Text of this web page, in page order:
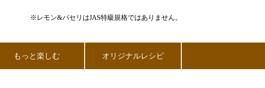
※レモン&パセリはJAS特級規格ではありません。
もっと楽しむ オリジナルレシピ